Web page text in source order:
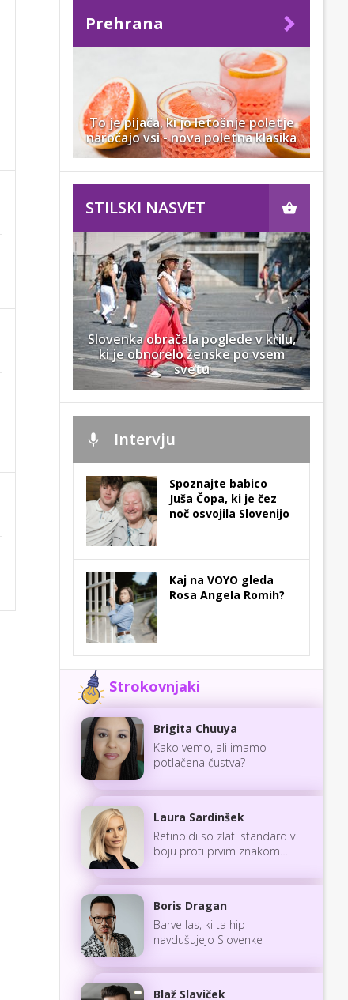
Prehrana
To je pijača, ki jo letošnje poletje
naročajo vsi - nova poletna klasika
STILSKI NASVET
Slovenka obračala poglede v krilu,
ki je obnorelo ženske po vsem
svetu
Intervju
Spoznajte babico
Juša Čopa, ki je čez
noč osvojila Slovenijo
Kaj na VOYO gleda
Rosa Angela Romih?
Strokovnjaki
Brigita Chuuya
Kako vemo, ali imamo
potlačena čustva?
Laura Sardinšek
Retinoidi so zlati standard v
boju proti prvim znakom
Boris Dragan
Barve las, ki ta hip
navdušujejo Slovenke
Blaž Slaviček